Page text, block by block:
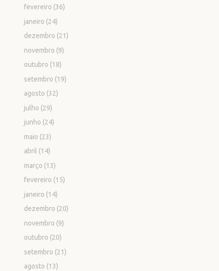
fevereiro (36)
janeiro (24)
dezembro (21)
novembro (9)
outubro (18)
setembro (19)
agosto (32)
julho (29)
junho (24)
maio (23)
abril (14)
março (13)
fevereiro (15)
janeiro (14)
dezembro (20)
novembro (9)
outubro (20)
setembro (21)
agosto (13)